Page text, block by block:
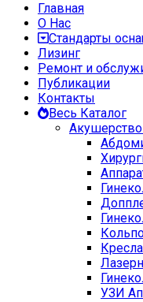
Главная
О Нас
Стандарты
Лизинг
Ремонт и
Публикации
Контакты
Весь Каталог
Акушерство
УЗИ